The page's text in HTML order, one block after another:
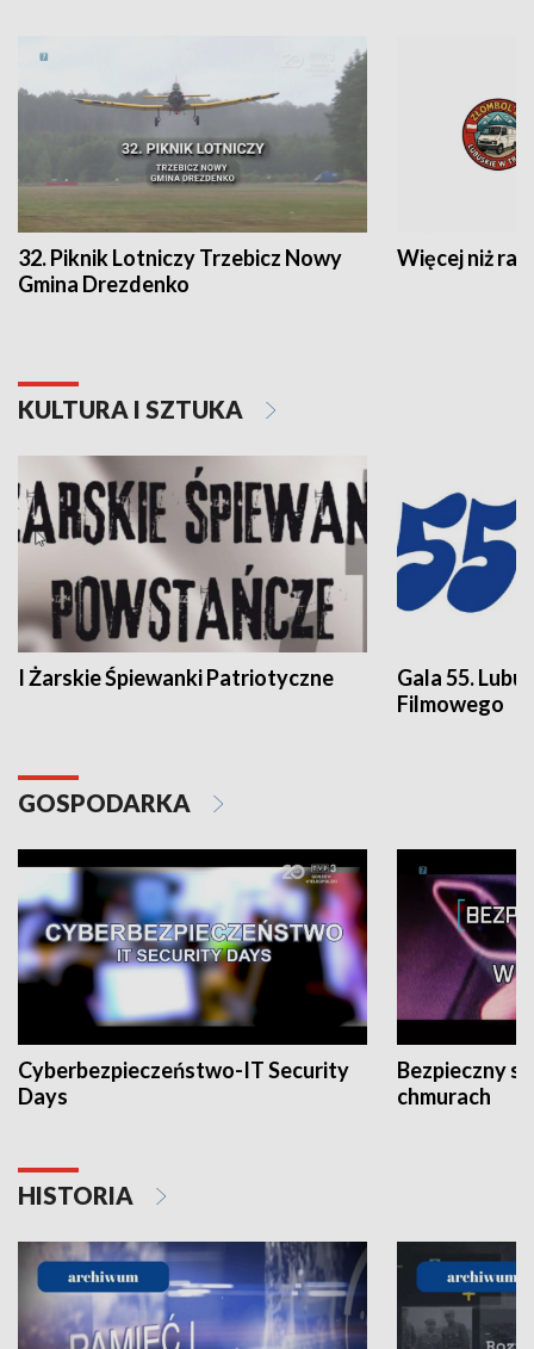
32. Piknik Lotniczy Trzebicz Nowy
Gmina Drezdenko
Więcej niż rajd
KULTURA I SZTUKA
I Żarskie Śpiewanki Patriotyczne
Gala 55.
Filmowego
GOSPODARKA
Cyberbezpieczeństwo-IT Security
Days
Bezpieczny
chmurach
HISTORIA